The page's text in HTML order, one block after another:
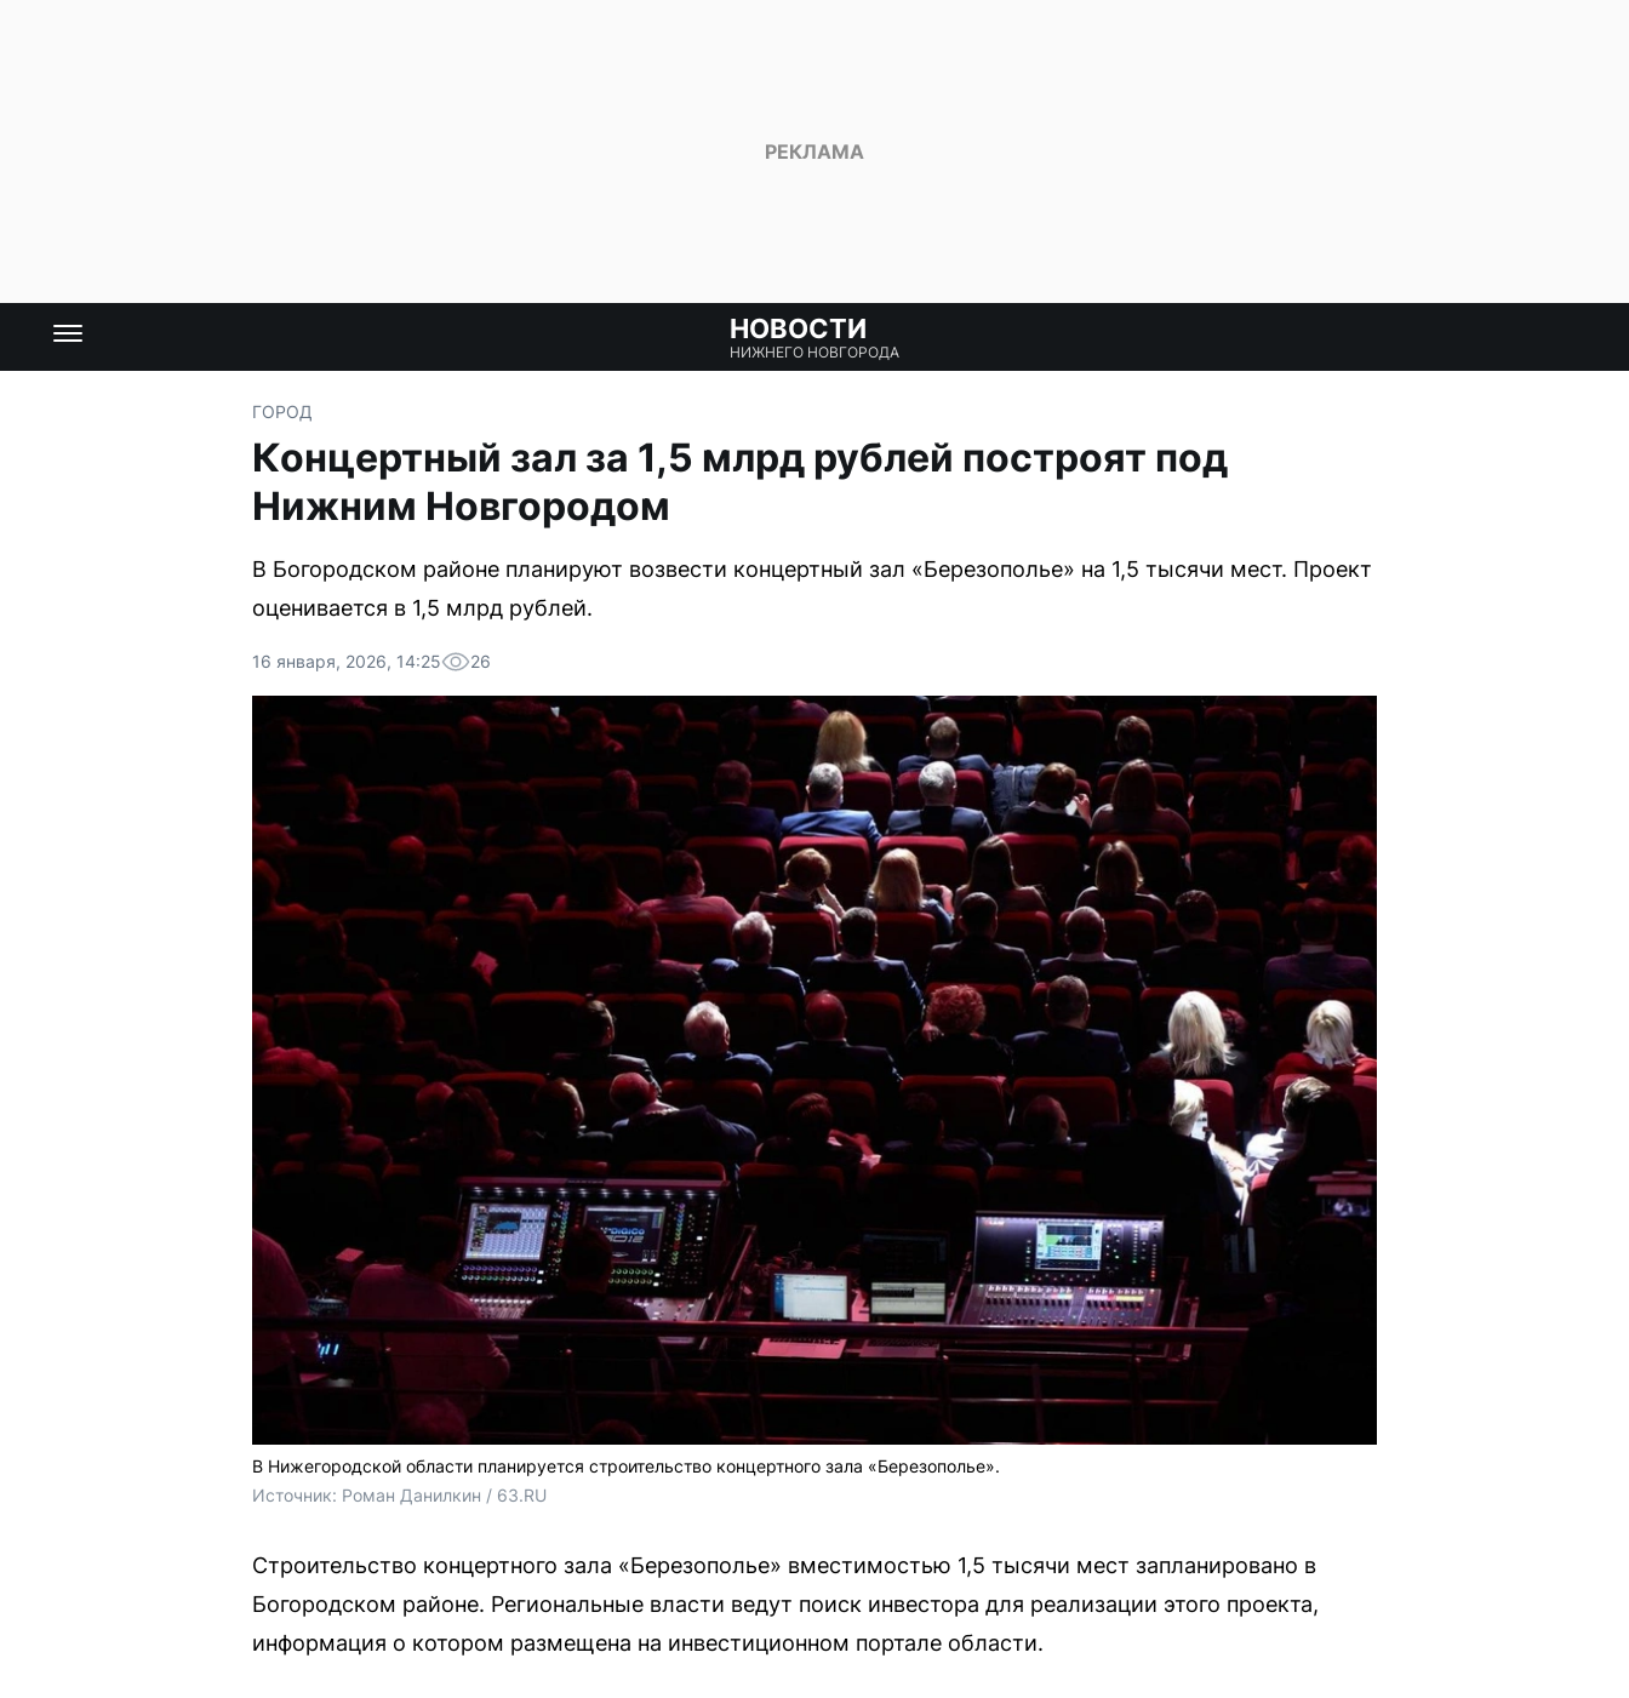
НОВОСТИ
НИЖНЕГО НОВГОРОДА
ГОРОД
Концертный зал за 1,5 млрд рублей построят под
Нижним Новгородом
В Богородском районе планируют возвести концертный зал «Березополье» на 1,5 тысячи мест. Проект
оценивается в 1,5 млрд рублей.
16 января, 2026, 14:25 26
В Нижегородской области планируется строительство концертного зала «Березополье».
Источник: Роман Данилкин / 63.RU
Строительство концертного зала «Березополье» вместимостью 1,5 тысячи мест запланировано в
Богородском районе. Региональные власти ведут поиск инвестора для реализации этого проекта,
информация о котором размещена на инвестиционном портале области.